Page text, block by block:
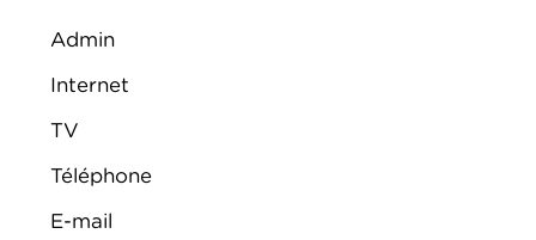
Admin
Internet
TV
Téléphone
E-mail